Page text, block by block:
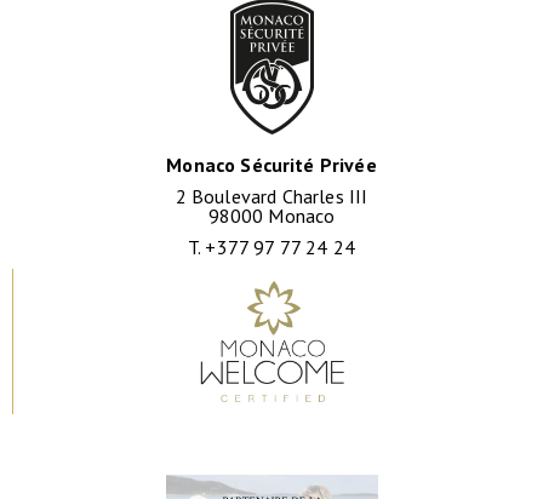
Monaco Sécurité Privée
2 Boulevard Charles III
98000 Monaco
T. +377 97 77 24 24